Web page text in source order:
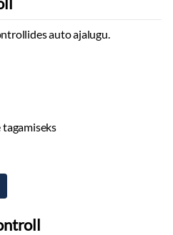
auto ajalugu.